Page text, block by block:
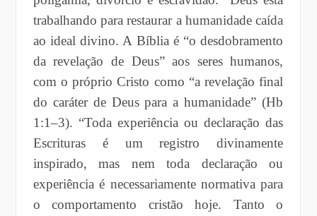
trabalhando para restaurar a humanidade caída
ao ideal divino. A Bíblia é “o desdobramento
da revelação de Deus” aos seres humanos,
com o próprio Cristo como “a revelação final
do caráter de Deus para a humanidade” (Hb
1:1–3). “Toda experiência ou declaração das
Escrituras é um registro divinamente
inspirado, mas nem toda declaração ou
experiência é necessariamente normativa para
o comportamento cristão hoje. Tanto o